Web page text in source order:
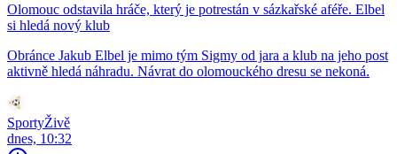
Olomouc odstavila hráče, který je potrestán v sázkařské aféře. Elbel
si hledá nový klub
Obránce Jakub Elbel je mimo tým Sigmy od jara a klub na jeho post
aktivně hledá náhradu. Návrat do olomouckého dresu se nekoná.
SportyŽivě
dnes, 10:32